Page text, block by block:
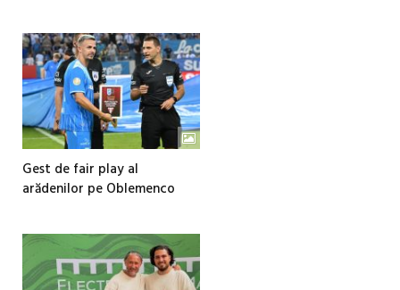
Gest de fair play al
arădenilor pe Oblemenco